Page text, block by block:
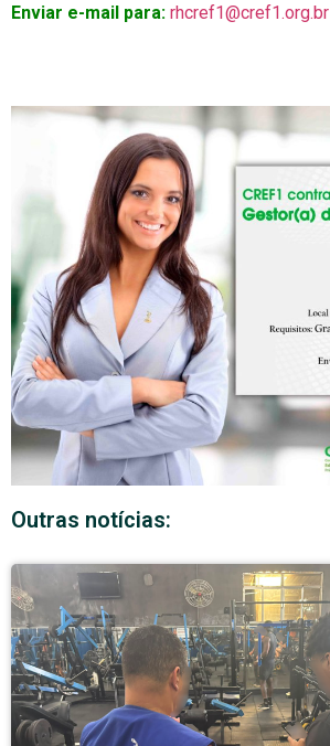
Enviar e-mail para: rhcref1@cref1.org.br
Outras notícias: